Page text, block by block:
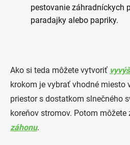
pestovanie záhradníckych
paradajky alebo papriky.
Ako si teda môžete vytvoriť
krokom je vybrať vhodné miesto
priestor s dostatkom slnečného
koreňov stromov. Potom
záhonu.